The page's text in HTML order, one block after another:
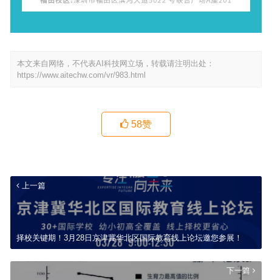
本文来自网络，不代表AI科技网立场，转载请注明出处：
https://www.aitechw.com/vr/983.html
58赞
上一篇
择校关键期！3月28日京津冀华北区国际教育线上论坛邀您参展！
下一篇